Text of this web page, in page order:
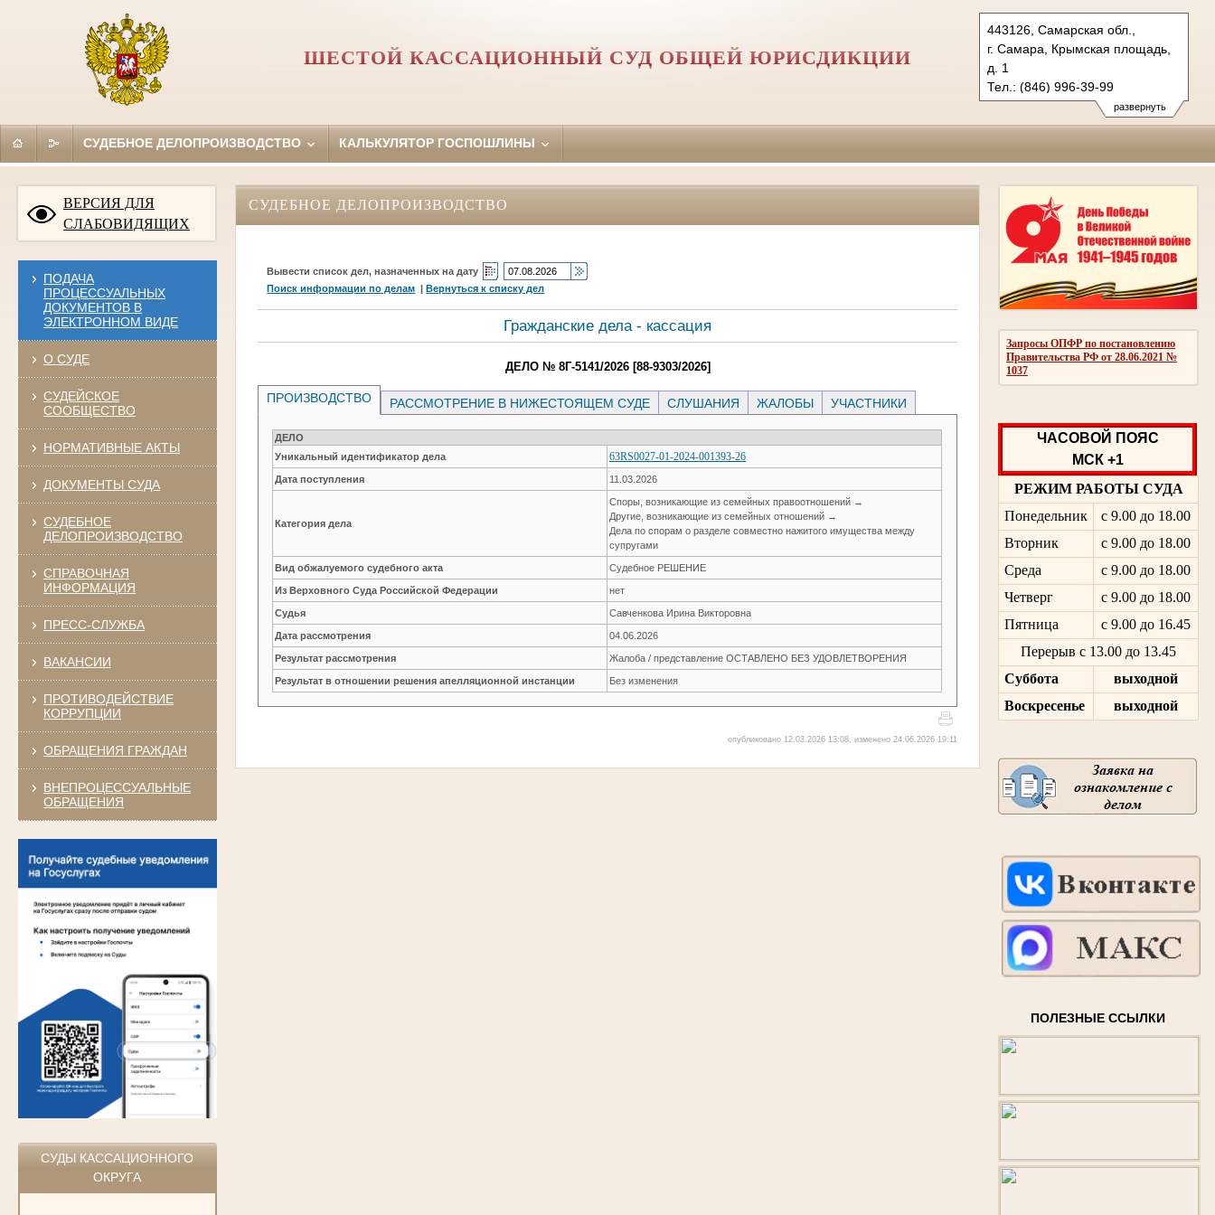
развернуть
443126, Самарская обл.,
г. Самара, Крымская площадь,
д. 1
Тел.: (846) 996-39-99
6kas@sudrf.ru
схема проезда
ШЕСТОЙ КАССАЦИОННЫЙ СУД ОБЩЕЙ ЮРИСДИКЦИИ
СУДЕБНОЕ ДЕЛОПРОИЗВОДСТВО КАЛЬКУЛЯТОР ГОСПОШЛИНЫ
ВЕРСИЯ ДЛЯ
СЛАБОВИДЯЩИХ
ПОДАЧА
ПРОЦЕССУАЛЬНЫХ
ДОКУМЕНТОВ В
ЭЛЕКТРОННОМ ВИДЕ
О СУДЕ
СУДЕЙСКОЕ
СООБЩЕСТВО
НОРМАТИВНЫЕ АКТЫ
ДОКУМЕНТЫ СУДА
СУДЕБНОЕ
ДЕЛОПРОИЗВОДСТВО
СПРАВОЧНАЯ
ИНФОРМАЦИЯ
ПРЕСС-СЛУЖБА
ВАКАНСИИ
ПРОТИВОДЕЙСТВИЕ
КОРРУПЦИИ
ОБРАЩЕНИЯ ГРАЖДАН
ВНЕПРОЦЕССУАЛЬНЫЕ
ОБРАЩЕНИЯ
СУДЫ КАССАЦИОННОГО
ОКРУГА
Запросы ОПФР по постановлению
Правительства РФ от 28.06.2021 №
1037
ЧАСОВОЙ ПОЯС
МСК +1
РЕЖИМ РАБОТЫ СУДА
Понедельник
с 9.00 до 18.00
Вторник
с 9.00 до 18.00
Среда
с 9.00 до 18.00
Четверг
с 9.00 до 18.00
Пятница
с 9.00 до 16.45
Перерыв с 13.00 до 13.45
Суббота
выходной
Воскресенье
выходной
ПОЛЕЗНЫЕ ССЫЛКИ
СУДЕБНОЕ ДЕЛОПРОИЗВОДСТВО
Вывести список дел, назначенных на дату
Поиск информации по делам |Вернуться к списку дел
Гражданские дела - кассация
ДЕЛО № 8Г-5141/2026 [88-9303/2026]
ПРОИЗВОДСТВО РАССМОТРЕНИЕ В НИЖЕСТОЯЩЕМ СУДЕ СЛУШАНИЯ ЖАЛОБЫ УЧАСТНИКИ
ДЕЛО
Уникальный идентификатор дела
63RS0027-01-2024-001393-26
Дата поступления 11.03.2026
Категория дела
Споры, возникающие из семейных правоотношений →
Другие, возникающие из семейных отношений →
Дела по спорам о разделе совместно нажитого имущества между
супругами
Вид обжалуемого судебного акта Судебное РЕШЕНИЕ
Из Верховного Суда Российской Федерации нет
Судья Савченкова Ирина Викторовна
Дата рассмотрения 04.06.2026
Результат рассмотрения Жалоба / представление ОСТАВЛЕНО БЕЗ УДОВЛЕТВОРЕНИЯ
Результат в отношении решения апелляционной инстанции Без изменения
опубликовано 12.03.2026 13:08, изменено 24.06.2026 19:11